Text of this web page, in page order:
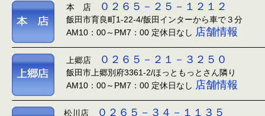
本 店 ０２６５－２５－１２１２
飯田市育良町1-22-4/飯田インターから車で３分
AM10：00～PM7：00 定休日なし 店舗情報
上郷店 ０２６５－２１－３２５０
飯田市上郷別府3361-2/ほっともっとさん隣り
AM10：00～PM7：00 定休日なし 店舗情報
松川店 ０２６５－３４－１１３５